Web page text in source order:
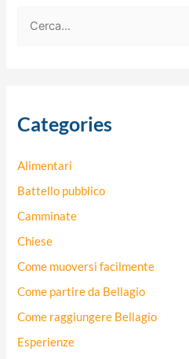
a
Categories
Alimentari
Battello pubblico
Camminate
Chiese
Come muoversi facilmente
Come partire da Bellagio
Come raggiungere Bellagio
Esperienze